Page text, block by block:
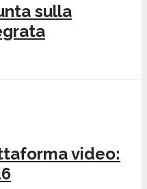
sulla
video: